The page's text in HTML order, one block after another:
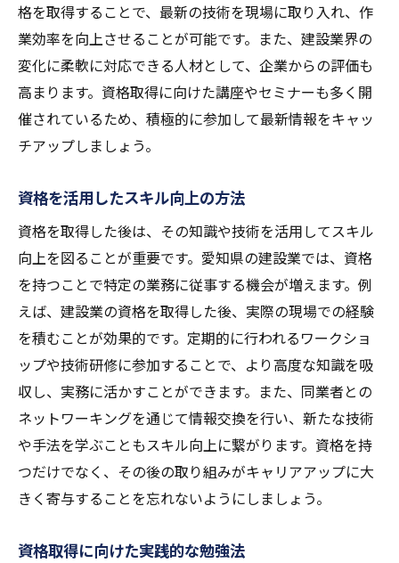
格を取得することで、最新の技術を現場に取り入れ、作
業効率を向上させることが可能です。また、建設業界の
変化に柔軟に対応できる人材として、企業からの評価も
高まります。資格取得に向けた講座やセミナーも多く開
催されているため、積極的に参加して最新情報をキャッ
チアップしましょう。
資格を活用したスキル向上の方法
資格を取得した後は、その知識や技術を活用してスキル
向上を図ることが重要です。愛知県の建設業では、資格
を持つことで特定の業務に従事する機会が増えます。例
えば、建設業の資格を取得した後、実際の現場での経験
を積むことが効果的です。定期的に行われるワークショ
ップや技術研修に参加することで、より高度な知識を吸
収し、実務に活かすことができます。また、同業者との
ネットワーキングを通じて情報交換を行い、新たな技術
や手法を学ぶこともスキル向上に繋がります。資格を持
つだけでなく、その後の取り組みがキャリアアップに大
きく寄与することを忘れないようにしましょう。
資格取得に向けた実践的な勉強法